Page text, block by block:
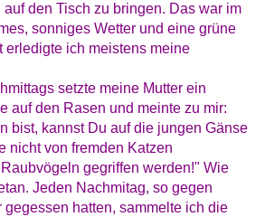
den Tisch zu bringen. Das war im
sonniges Wetter und eine grüne
erledigte ich meistens meine
setzte meine Mutter ein
auf den Rasen und meinte zu mir:
bist, kannst Du auf die jungen Gänse
nicht von fremden Katzen
gegriffen werden!" Wie
Jeden Nachmitag, so gegen
gegessen hatten, sammelte ich die